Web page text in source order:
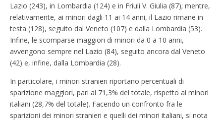
Lazio (243), in Lombardia (124) e in Friuli V. Giulia (87); mentre,
relativamente, ai minori dagli 11 ai 14 anni, il Lazio rimane in
testa (128), seguito dal Veneto (107) e dalla Lombardia (53).
Infine, le scomparse maggiori di minori da 0 a 10 anni,
avvengono sempre nel Lazio (84), seguito ancora dal Veneto
(42) e, infine, dalla Lombardia (28).
In particolare, i minori stranieri riportano percentuali di
sparizione maggiori, pari al 71,3% del totale, rispetto ai minori
italiani (28,7% del totale). Facendo un confronto fra le
sparizioni dei minori stranieri e quelli dei minori italiani, si nota